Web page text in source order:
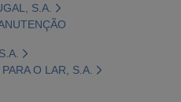
S.A.
O LAR, S.A.